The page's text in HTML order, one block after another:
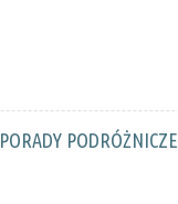
PORADY PODRÓŻNICZE